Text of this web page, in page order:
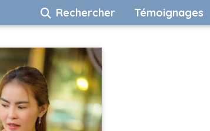
Rechercher Témoignages